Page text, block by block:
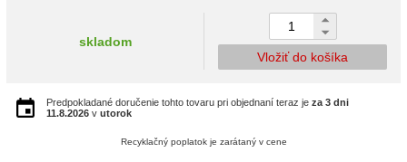
skladom
Vložiť do košíka
Predpokladané doručenie tohto tovaru pri objednaní teraz je za 3 dni
11.8.2026 v utorok
Recyklačný poplatok je zarátaný v cene